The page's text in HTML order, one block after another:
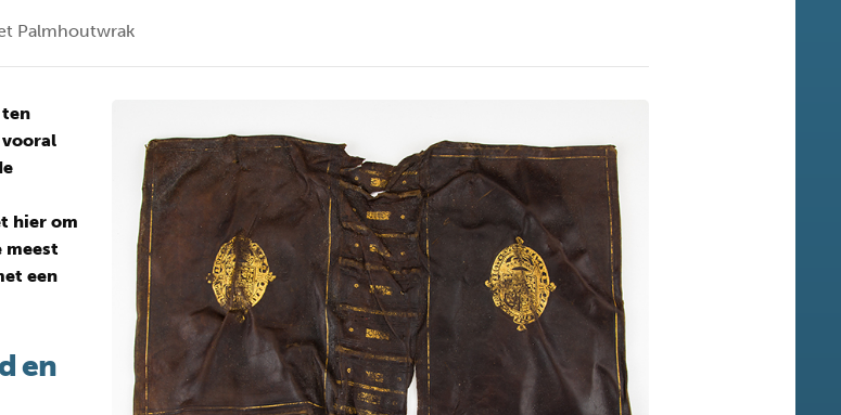
Palmhoutwrak
hier om
meest
een
en